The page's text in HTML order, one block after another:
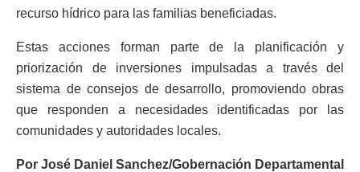
recurso hídrico para las familias beneficiadas.
Estas acciones forman parte de la planificación y
priorización de inversiones impulsadas a través del
sistema de consejos de desarrollo, promoviendo obras
que responden a necesidades identificadas por las
comunidades y autoridades locales.
Por José Daniel Sanchez/Gobernación Departamental